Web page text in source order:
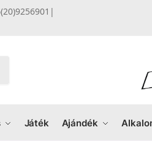
|
Játék Ajándék